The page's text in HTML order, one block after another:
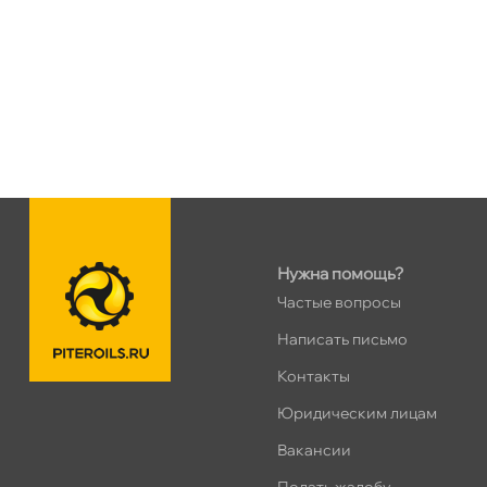
Таллинское ш. 159 (Лента)
ПН–ВС
Сегодня, бесплатно
Хасанская 17к1 (Лента)
Нужна помощь?
Частые вопросы
Написать письмо
Контакты
Юридическим лицам
акансии